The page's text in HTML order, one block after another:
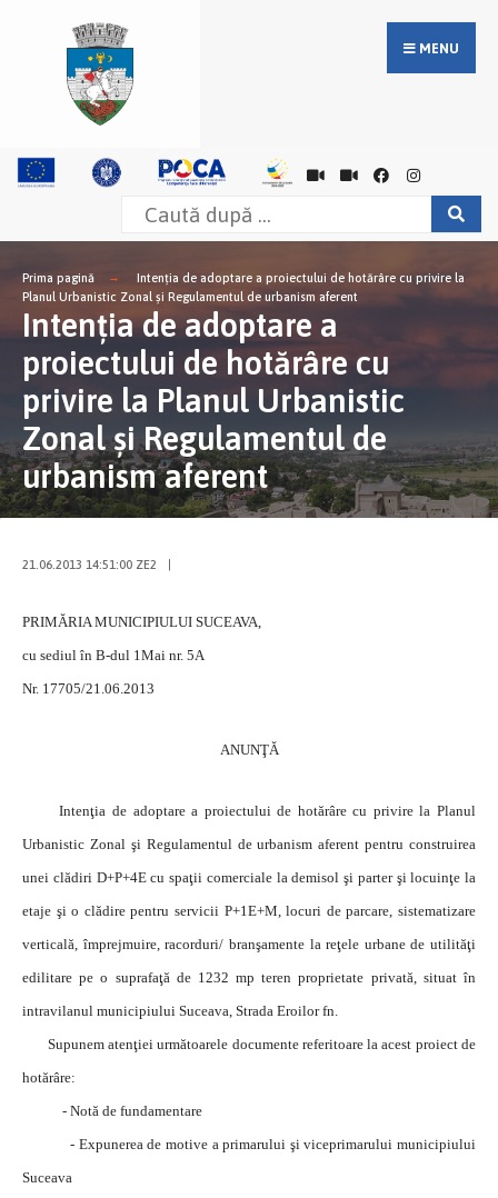
MENU
Prima pagină
Intenţia de adoptare a proiectului de hotărâre cu privire la
Planul Urbanistic Zonal şi Regulamentul de urbanism aferent
Intenţia de adoptare a
proiectului de hotărâre cu
privire la Planul Urbanistic
Zonal şi Regulamentul de
urbanism aferent
21.06.2013 14:51:00 ZE2
PRIMĂRIA MUNICIPIULUI SUCEAVA,
cu sediul în B-dul 1Mai nr. 5A
Nr. 17705/21.06.2013
ANUNŢĂ
Intenţia de adoptare a proiectului de hotărâre cu privire la Planul
Urbanistic Zonal şi Regulamentul de urbanism aferent pentru construirea
unei clădiri D+P+4E cu spaţii comerciale la demisol şi parter şi locuinţe la
etaje şi o clădire pentru servicii P+1E+M, locuri de parcare, sistematizare
verticală, împrejmuire, racorduri/ branşamente la reţele urbane de utilităţi
edilitare pe o suprafaţă de 1232 mp teren proprietate privată, situat în
intravilanul municipiului Suceava, Strada Eroilor fn.
Supunem atenţiei următoarele documente referitoare la acest proiect de
hotărâre:
- Notă de fundamentare
- Expunerea de motive a primarului şi viceprimarului municipiului
Suceava